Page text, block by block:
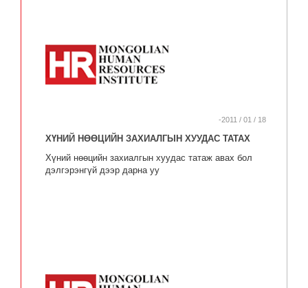
-2011 / 01 / 18
ХҮНИЙ НӨӨЦИЙН ЗАХИАЛГЫН ХУУДАС ТАТАХ
Хүний нөөцийн захиалгын хуудас татаж авах бол
дэлгэрэнгүй дээр дарна уу